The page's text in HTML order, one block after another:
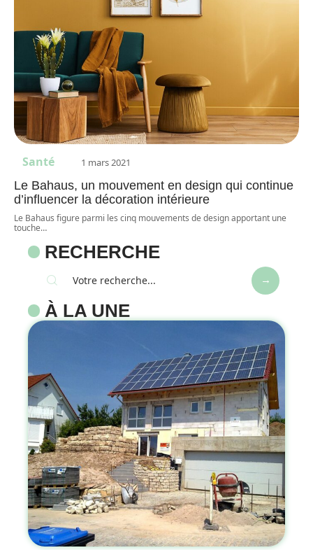
Santé 1 mars 2021
Le Bahaus, un mouvement en design qui continue
d’influencer la décoration intérieure
Le Bahaus figure parmi les cinq mouvements de design apportant une
touche…
RECHERCHE
À LA UNE